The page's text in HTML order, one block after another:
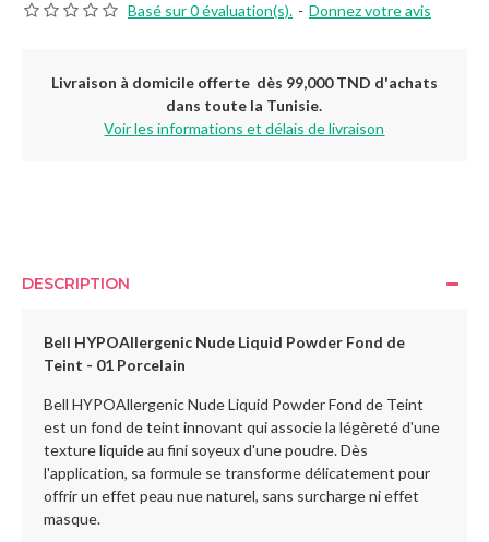
Basé sur 0 évaluation(s). - Donnez votre avis
Livraison à domicile offerte dès 99,000 TND d'achats
dans toute la Tunisie.
Voir les informations et délais de livraison
DESCRIPTION
Bell HYPOAllergenic Nude Liquid Powder Fond de
Teint - 01 Porcelain
Bell HYPOAllergenic Nude Liquid Powder Fond de Teint
est un fond de teint innovant qui associe la légèreté d'une
texture liquide au fini soyeux d'une poudre. Dès
l'application, sa formule se transforme délicatement pour
offrir un effet peau nue naturel, sans surcharge ni effet
masque.